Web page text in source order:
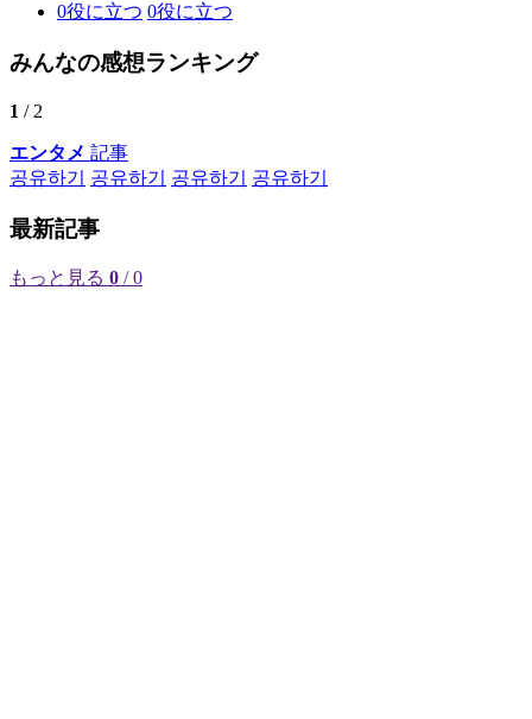
0役に立つ 0役に立つ
みんなの感想ランキング
1 / 2
エンタメ 記事
공유하기
공유하기 공유하기 공유하기
最新記事
もっと見る 0 / 0